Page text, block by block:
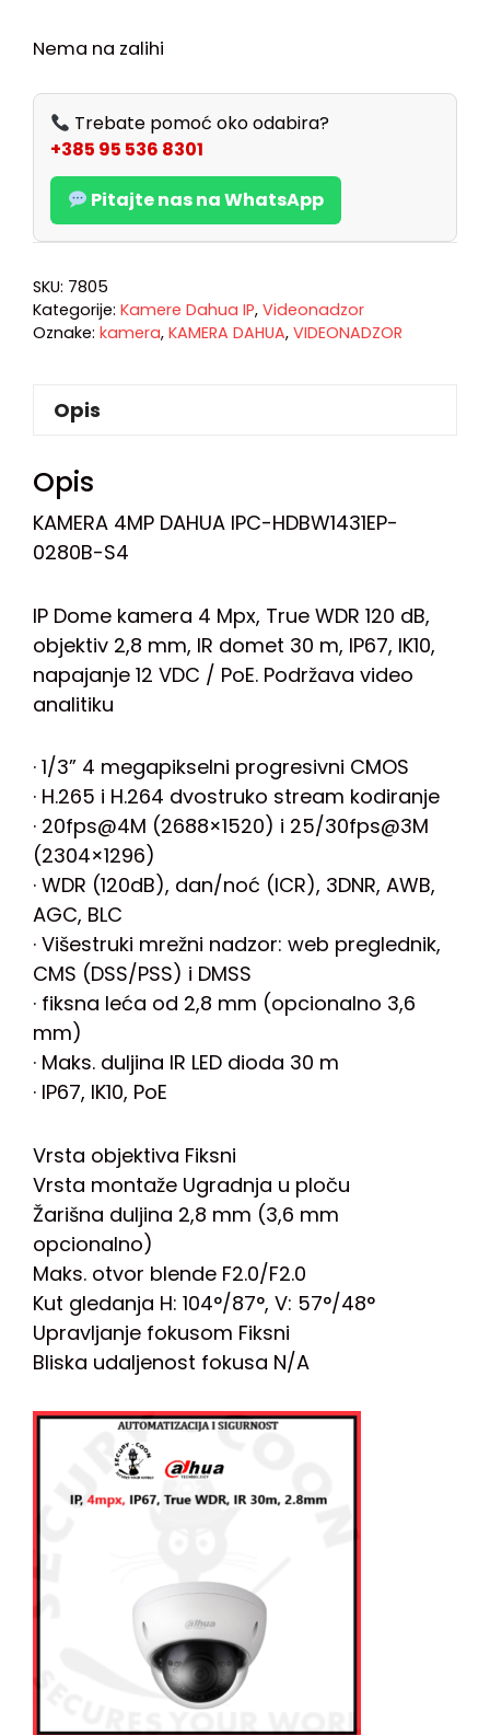
Nema na zalihi
Trebate pomoć oko odabira?
+385 95 536 8301
Pitajte nas na WhatsApp
SKU: 7805
Kategorije: Kamere Dahua IP, Videonadzor
Oznake: kamera, KAMERA DAHUA, VIDEONADZOR
Opis
Opis
KAMERA 4MP DAHUA IPC-HDBW1431EP-
0280B-S4
IP Dome kamera 4 Mpx, True WDR 120 dB,
objektiv 2,8 mm, IR domet 30 m, IP67, IK10,
napajanje 12 VDC / PoE. Podržava video
analitiku
· 1/3” 4 megapikselni progresivni CMOS
· H.265 i H.264 dvostruko stream kodiranje
· 20fps@4M (2688×1520) i 25/30fps@3M
(2304×1296)
· WDR (120dB), dan/noć (ICR), 3DNR, AWB,
AGC, BLC
· Višestruki mrežni nadzor: web preglednik,
CMS (DSS/PSS) i DMSS
· fiksna leća od 2,8 mm (opcionalno 3,6
mm)
· Maks. duljina IR LED dioda 30 m
· IP67, IK10, PoE
Vrsta objektiva Fiksni
Vrsta montaže Ugradnja u ploču
Žarišna duljina 2,8 mm (3,6 mm
opcionalno)
Maks. otvor blende F2.0/F2.0
Kut gledanja H: 104°/87°, V: 57°/48°
Upravljanje fokusom Fiksni
Bliska udaljenost fokusa N/A